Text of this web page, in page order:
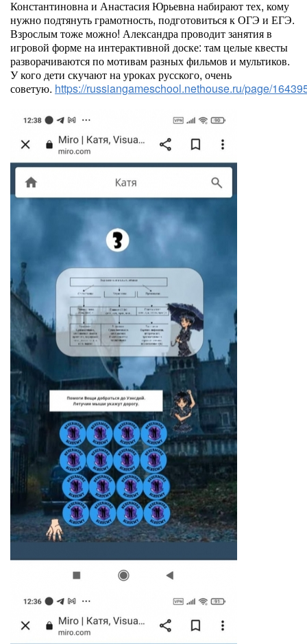
Константиновна и Анастасия Юрьевна набирают тех, кому
нужно подтянуть грамотность, подготовиться к ОГЭ и ЕГЭ.
Взрослым тоже можно! Александра проводит занятия в
игровой форме на интерактивной доске: там целые квесты
разворачиваются по мотивам разных фильмов и мультиков.
У кого дети скучают на уроках русского, очень
советую. https://russiangameschool.nethouse.ru/page/